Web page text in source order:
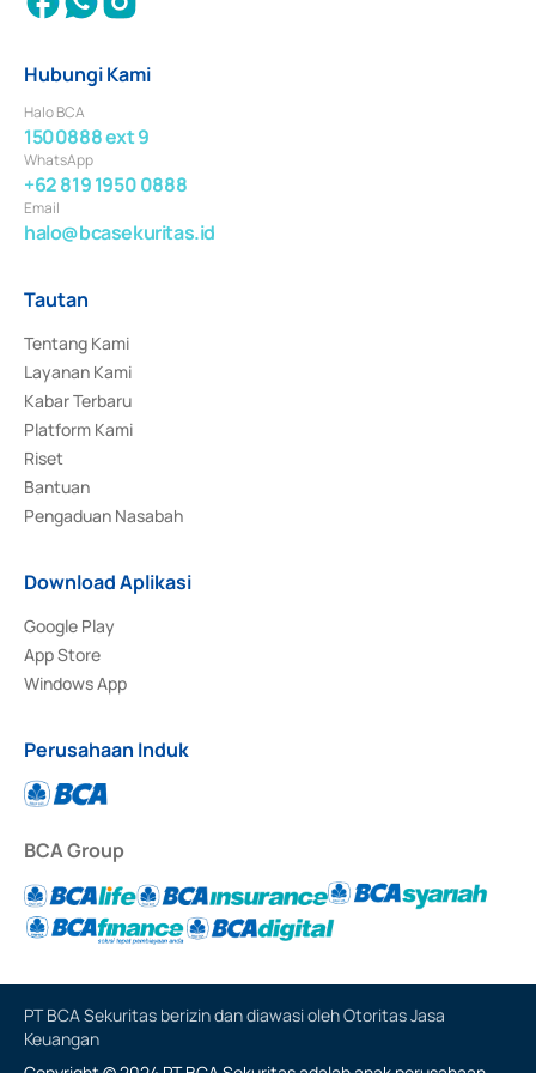
Hubungi Kami
Halo BCA
1500888 ext 9
WhatsApp
+62 819 1950 0888
Email
halo@bcasekuritas.id
Tautan
Tentang Kami
Layanan Kami
Kabar Terbaru
Platform Kami
Riset
Bantuan
Pengaduan Nasabah
Download Aplikasi
Google Play
App Store
Windows App
Perusahaan Induk
BCA Group
PT BCA Sekuritas berizin dan diawasi oleh Otoritas Jasa
Keuangan